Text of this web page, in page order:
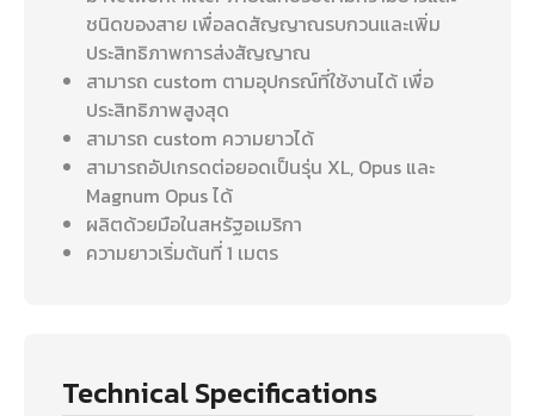
ชนิดของสาย เพื่อลดสัญญาณรบกวนและเพิ่ม
ประสิทธิภาพการส่งสัญญาณ
สามารถ custom ตามอุปกรณ์ที่ใช้งานได้ เพื่อ
ประสิทธิภาพสูงสุด
สามารถ custom ความยาวได้
สามารถอัปเกรดต่อยอดเป็นรุ่น XL, Opus และ
Magnum Opus ได้
ผลิตด้วยมือในสหรัฐอเมริกา
ความยาวเริ่มต้นที่ 1 เมตร
Technical Specifications